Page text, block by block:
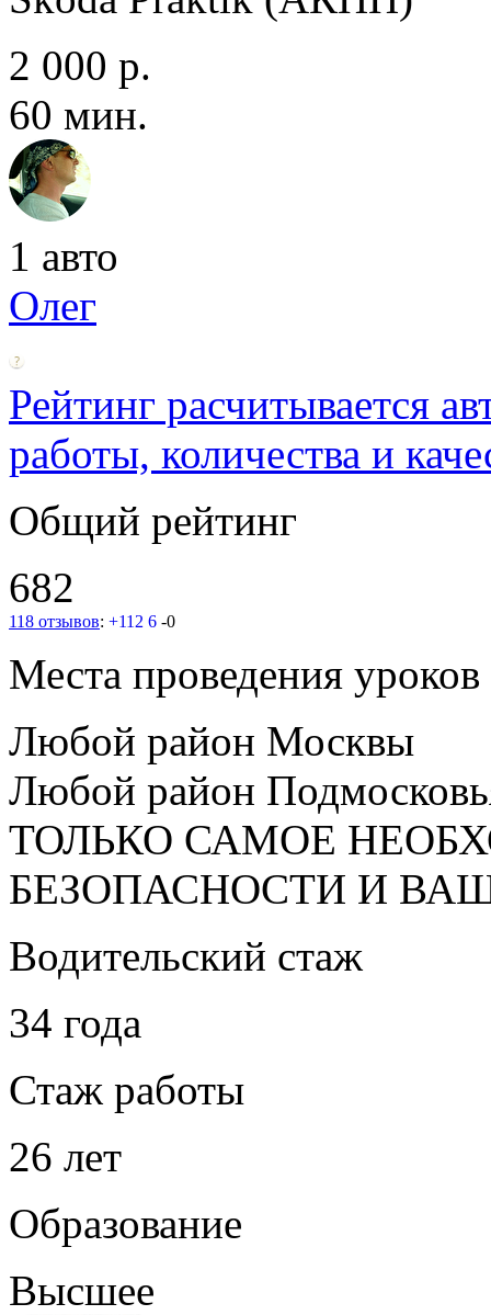
2 000 р.
60 мин.
1 авто
Олег
Рейтинг расчитывается
работы, количества и
Общий рейтинг
682
118 отзывов: +112 6 -0
Места проведения уроков
Любой район Москвы
Любой район
ТОЛЬКО САМОЕ
БЕЗОПАСНОСТИ И
Водительский стаж
34 года
Стаж работы
26 лет
Образование
Высшее